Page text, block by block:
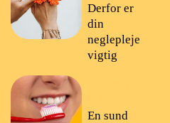
Derfor er
din
neglepleje
vigtig
En sund